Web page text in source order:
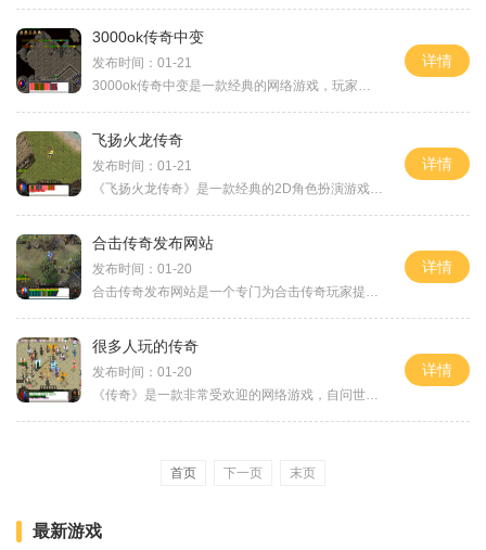
3000ok传奇中变
发布时间：01-21
3000ok传奇中变是一款经典的网络游戏，玩家们可以体验到各种刺激的战斗和冒险。该游戏拥有丰富多样的玩法，给玩家带来了许多精彩的游戏体验。3000ok传奇中变的游戏画面非常精美。
详情
飞扬火龙传奇
发布时间：01-21
《飞扬火龙传奇》是一款经典的2D角色扮演游戏，是一款拥有万人在线、玩家互动的传奇游戏。玩家将扮演一位勇敢的战士，踏上挑战世界的旅程。本文将向大家介绍《飞扬火龙传奇》这
详情
合击传奇发布网站
发布时间：01-20
合击传奇发布网站是一个专门为合击传奇玩家提供游戏下载和交流的平台。合击传奇是一款非常受欢迎的网络游戏，拥有数百万的玩家。在这个网站上，玩家可以找到最新的游戏版本和
详情
很多人玩的传奇
发布时间：01-20
《传奇》是一款非常受欢迎的网络游戏，自问世以来，吸引了无数玩家的关注和参与。它以其独特的游戏玩法和精美的画面设计，深受广大游戏爱好者的喜爱。下面，我们来一起了解一
详情
首页 下一页 末页
最新游戏